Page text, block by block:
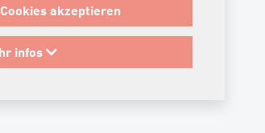
akzeptieren
infos